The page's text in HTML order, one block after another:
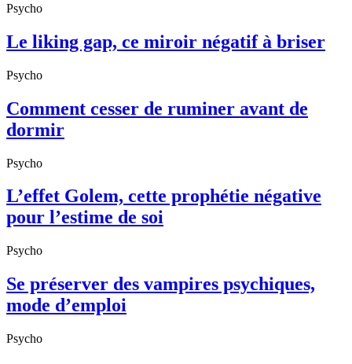
Psycho
Le liking gap, ce miroir négatif à briser
Psycho
Comment cesser de ruminer avant de
dormir
Psycho
L’effet Golem, cette prophétie négative
pour l’estime de soi
Psycho
Se préserver des vampires psychiques,
mode d’emploi
Psycho